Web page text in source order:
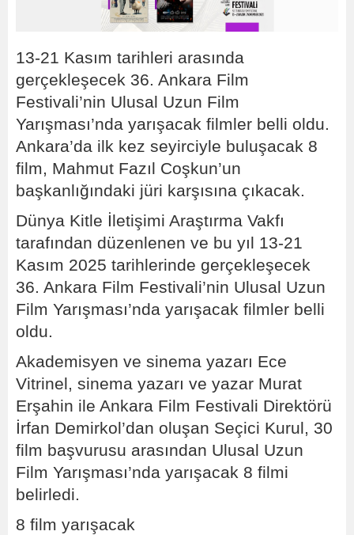
13-21 Kasım tarihleri arasında
gerçekleşecek 36. Ankara Film
Festivali’nin Ulusal Uzun Film
Yarışması’nda yarışacak filmler belli oldu.
Ankara’da ilk kez seyirciyle buluşacak 8
film, Mahmut Fazıl Coşkun’un
başkanlığındaki jüri karşısına çıkacak.
Dünya Kitle İletişimi Araştırma Vakfı
tarafından düzenlenen ve bu yıl 13-21
Kasım 2025 tarihlerinde gerçekleşecek
36. Ankara Film Festivali’nin Ulusal Uzun
Film Yarışması’nda yarışacak filmler belli
oldu.
Akademisyen ve sinema yazarı Ece
Vitrinel, sinema yazarı ve yazar Murat
Erşahin ile Ankara Film Festivali Direktörü
İrfan Demirkol’dan oluşan Seçici Kurul, 30
film başvurusu arasından Ulusal Uzun
Film Yarışması’nda yarışacak 8 filmi
belirledi.
8 film yarışacak